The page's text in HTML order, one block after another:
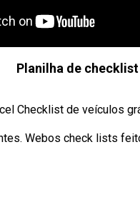
Planilha de checklist
Checklist de veículos
Webos check lists